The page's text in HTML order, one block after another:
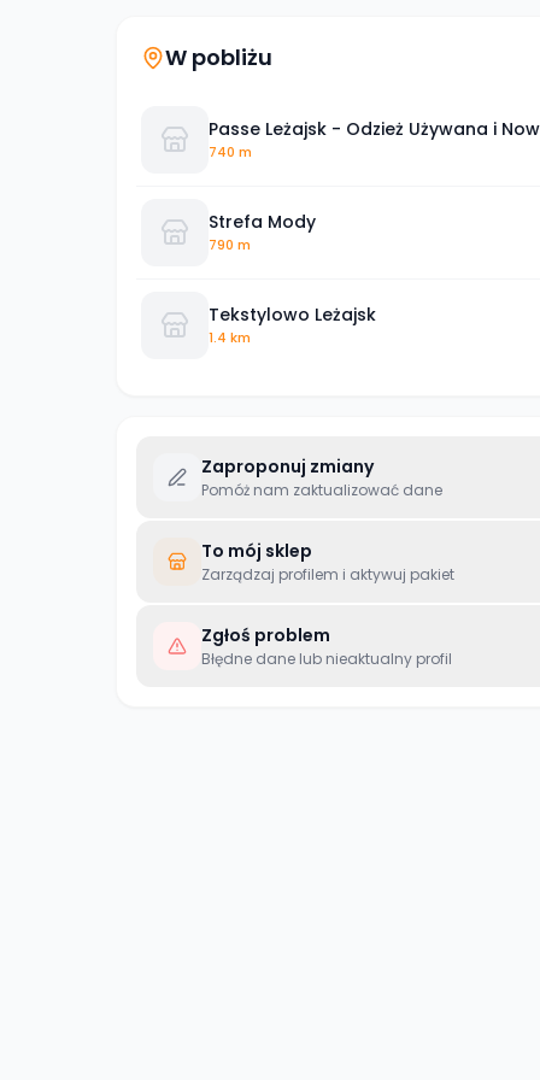
W pobliżu
Passe Leżajsk - Odzież Używana i
740 m
Strefa Mody
790 m
Tekstylowo Leżajsk
1.4 km
Zaproponuj zmiany
Pomóż nam zaktualizować dane
To mój sklep
Zarządzaj profilem i aktywuj pakiet
Zgłoś problem
Błędne dane lub nieaktualny profil